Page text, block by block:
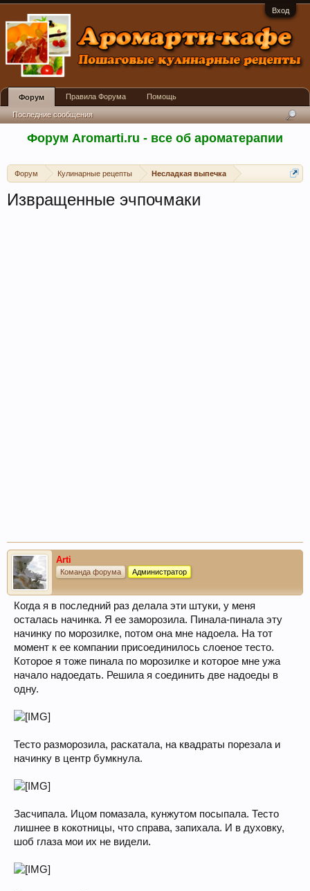
Вход
Форум Aromarti.ru - все об ароматерапии
Форум Кулинарные рецепты Несладкая выпечка
Извращенные эчпочмаки
Arti
Команда форума Администратор
Когда я в последний раз делала эти штуки, у меня
осталась начинка. Я ее заморозила. Пинала-пинала эту
начинку по морозилке, потом она мне надоела. На тот
момент к ее компании присоединилось слоеное тесто.
Которое я тоже пинала по морозилке и которое мне ужа
начало надоедать. Решила я соединить две надоеды в
одну.
Тесто разморозила, раскатала, на квадраты порезала и
начинку в центр бумкнула.
Засчипала. Ицом помазала, кунжутом посыпала. Тесто
лишнее в кокотницы, что справа, запихала. И в духовку,
шоб глаза мои их не видели.
Форум
Последние сообщения
Правила Форума Помощь